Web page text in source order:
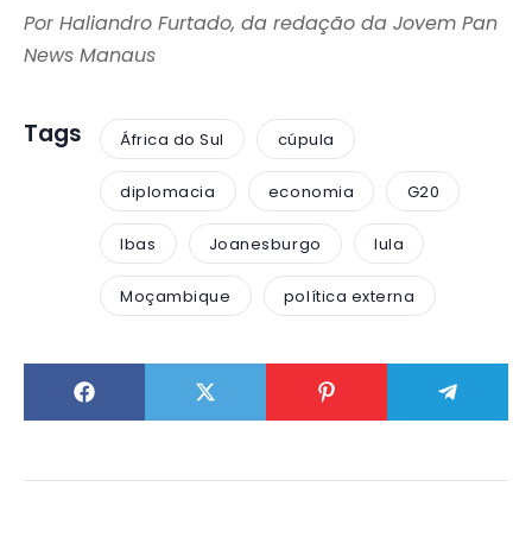
Por Haliandro Furtado, da redação da Jovem Pan
News Manaus
Tags África do Sul cúpula
diplomacia economia G20
Ibas Joanesburgo lula
Moçambique política externa